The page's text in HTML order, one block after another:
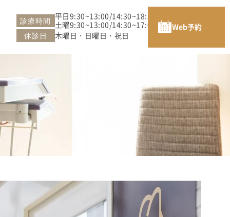
診療時間 平日9:30~13:00/14:30~18:30
土曜9:30~13:00/14:30~17:00
休診日 木曜日・日曜日・祝日
Web予約